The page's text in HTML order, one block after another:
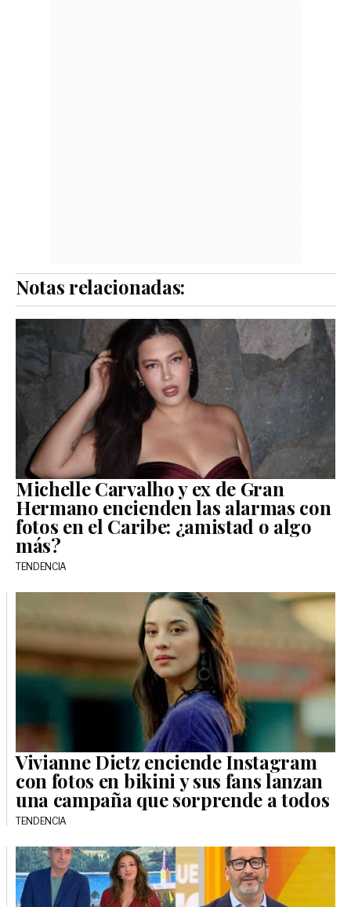
Notas relacionadas:
Michelle Carvalho y ex de Gran
Hermano encienden las alarmas con
fotos en el Caribe: ¿amistad o algo
más?
TENDENCIA
Vivianne Dietz enciende Instagram
con fotos en bikini y sus fans lanzan
una campaña que sorprende a todos
TENDENCIA